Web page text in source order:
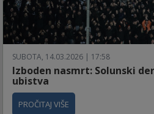
SUBOTA, 14.03.2026 | 17:58
Izboden nasmrt: Solunski
ubistva
PROČITAJ VIŠE